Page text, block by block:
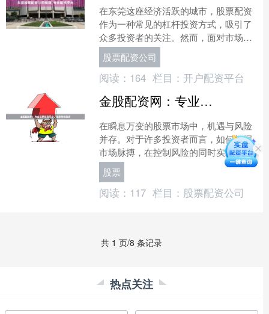
在东莞这座经济活跃的城市，股票配资
作为一种常见的杠杆投资方式，吸引了
众多投资者的关注。然而，面对市场上
琳琅满目的配资公司股票配资公司，如
何选择一家专业、安全、合....
股票配资公司
阅读： 164 栏目： 开户配资平台
金股配资网：专业股票配资平台，助您稳健投资
在瞬息万变的股票市场中，机遇与风险
并存。对于许多投资者而言，如何把握
市场脉搏，在控制风险的同时实现资产
的稳健增值，是永恒的核心课题。金股
配资网配资短线炒股，作为....
股票
阅读： 117 栏目： 股票配资公司
共 1 页/8 条记录
热点关注